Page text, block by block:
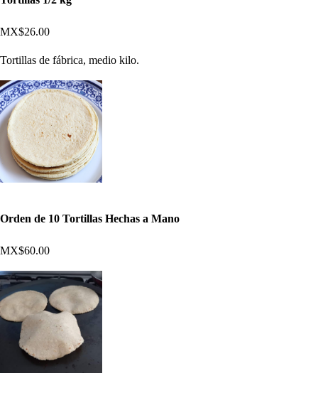
MX$26.00
Tortillas de fábrica, medio kilo.
Orden de 10 Tortillas Hechas a Mano
MX$60.00